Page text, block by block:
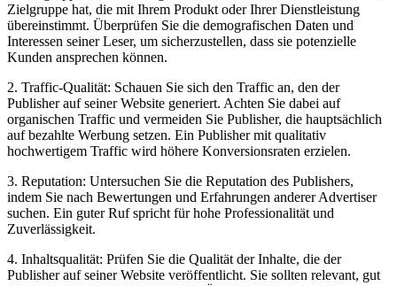
Zielgruppe hat, die mit Ihrem Produkt oder Ihrer Dienstleistung
übereinstimmt. Überprüfen Sie die demografischen Daten und
Interessen seiner Leser, um sicherzustellen, dass sie potenzielle
Kunden ansprechen können.
2. Traffic-Qualität: Schauen Sie sich den Traffic an, den der
Publisher auf seiner Website generiert. Achten Sie dabei auf
organischen Traffic und vermeiden Sie Publisher, die hauptsächlich
auf bezahlte Werbung setzen. Ein Publisher mit qualitativ
hochwertigem Traffic wird höhere Konversionsraten erzielen.
3. Reputation: Untersuchen Sie die Reputation des Publishers,
indem Sie nach Bewertungen und Erfahrungen anderer Advertiser
suchen. Ein guter Ruf spricht für hohe Professionalität und
Zuverlässigkeit.
4. Inhaltsqualität: Prüfen Sie die Qualität der Inhalte, die der
Publisher auf seiner Website veröffentlicht. Sie sollten relevant, gut